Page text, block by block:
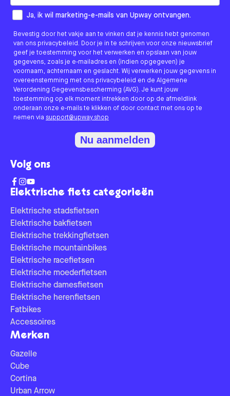
Elektrische fiets categorieën
Elektrische stadsfietsen
Elektrische bakfietsen
Elektrische trekkingfietsen
Elektrische mountainbikes
Elektrische racefietsen
Elektrische moederfietsen
Elektrische damesfietsen
Elektrische herenfietsen
Fatbikes
Accessoires
Merken
Gazelle
Cube
Cortina
Urban Arrow
How would you like to hear from us?
Ja, ik wil marketing-e-mails van Upway ontvangen.
Bevestig door het vakje aan te vinken dat je kennis hebt genomen
van ons privacybeleid. Door je in te schrijven voor onze nieuwsbrief
geef je toestemming voor het verwerken en opslaan van jouw
gegevens, zoals je e-mailadres en (indien opgegeven) je
voornaam, achternaam en geslacht. Wij verwerken jouw gegevens in
overeenstemming met ons privacybeleid en de Algemene
Verordening Gegevensbescherming (AVG). Je kunt jouw
toestemming op elk moment intrekken door op de afmeldlink
onderaan onze e-mails te klikken of door contact met ons op te
nemen via support@upway.shop
Nu aanmelden
Volg ons